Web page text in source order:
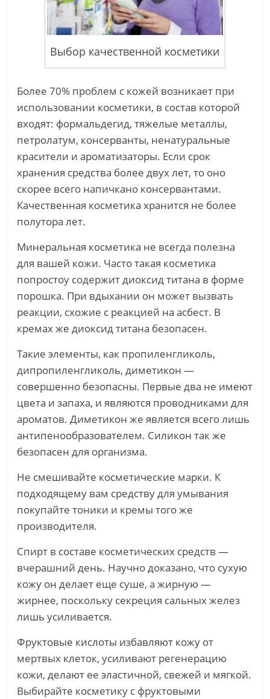
Выбор качественной косметики
Более 70% проблем с кожей возникает при
использовании косметики, в состав которой
входят: формальдегид, тяжелые металлы,
петролатум, консерванты, ненатуральные
красители и ароматизаторы. Если срок
хранения средства более двух лет, то оно
скорее всего напичкано консервантами.
Качественная косметика хранится не более
полутора лет.
Минеральная косметика не всегда полезна
для вашей кожи. Часто такая косметика
попростоу содержит диоксид титана в форме
порошка. При вдыхании он может вызвать
реакции, схожие с реакцией на асбест. В
кремах же диоксид титана безопасен.
Такие элементы, как пропиленгликоль,
дипропиленгликоль, диметикон —
совершенно безопасны. Первые два не имеют
цвета и запаха, и являются проводниками для
ароматов. Диметикон же является всего лишь
антипенообразователем. Силикон так же
безопасен для организма.
Не смешивайте косметические марки. К
подходящему вам средству для умывания
покупайте тоники и кремы того же
производителя.
Спирт в составе косметических средств —
вчерашний день. Научно доказано, что сухую
кожу он делает еще суше, а жирную —
жирнее, поскольку секреция сальных желез
лишь усиливается.
Фруктовые кислоты избавляют кожу от
мертвых клеток, усиливают регенерацию
кожи, делают ее эластичной, свежей и мягкой.
Выбирайте косметику с фруктовыми